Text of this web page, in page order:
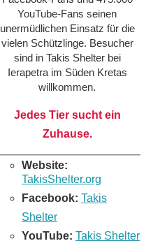
YouTube-Fans seinen
unermüdlichen Einsatz für die
vielen Schützlinge. Besucher
sind in Takis Shelter bei
Ierapetra im Süden Kretas
willkommen.
Jedes Tier sucht ein
Zuhause.
Website:
TakisShelter.org
Facebook: Takis
Shelter
YouTube: Takis Shelter